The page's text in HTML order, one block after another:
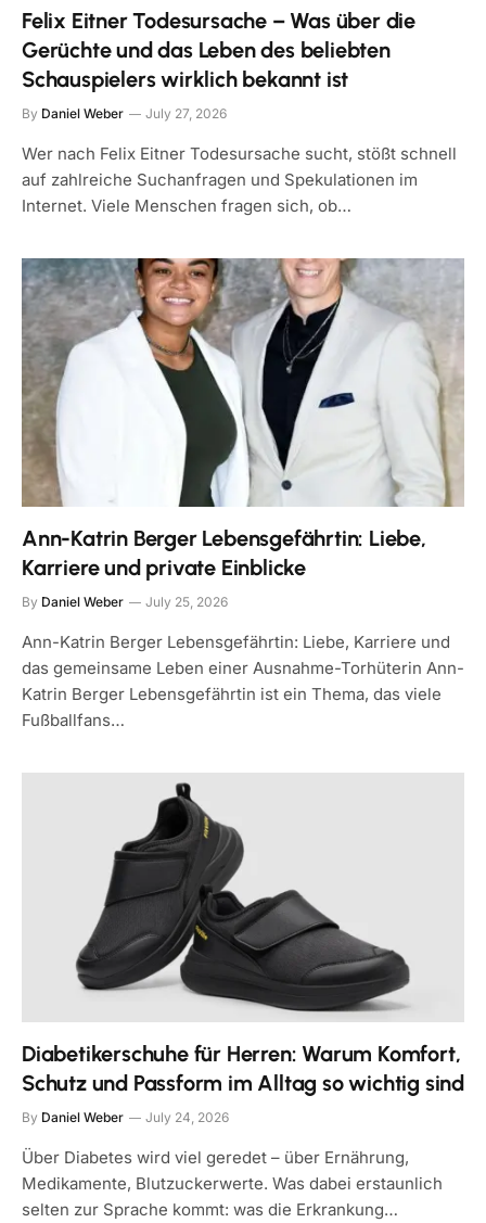
Felix Eitner Todesursache – Was über die
Gerüchte und das Leben des beliebten
Schauspielers wirklich bekannt ist
By Daniel Weber July 27, 2026
Wer nach Felix Eitner Todesursache sucht, stößt schnell
auf zahlreiche Suchanfragen und Spekulationen im
Internet. Viele Menschen fragen sich, ob…
Ann-Katrin Berger Lebensgefährtin: Liebe,
Karriere und private Einblicke
By Daniel Weber July 25, 2026
Ann-Katrin Berger Lebensgefährtin: Liebe, Karriere und
das gemeinsame Leben einer Ausnahme-Torhüterin Ann-
Katrin Berger Lebensgefährtin ist ein Thema, das viele
Fußballfans…
Diabetikerschuhe für Herren: Warum Komfort,
Schutz und Passform im Alltag so wichtig sind
By Daniel Weber July 24, 2026
Über Diabetes wird viel geredet – über Ernährung,
Medikamente, Blutzuckerwerte. Was dabei erstaunlich
selten zur Sprache kommt: was die Erkrankung…